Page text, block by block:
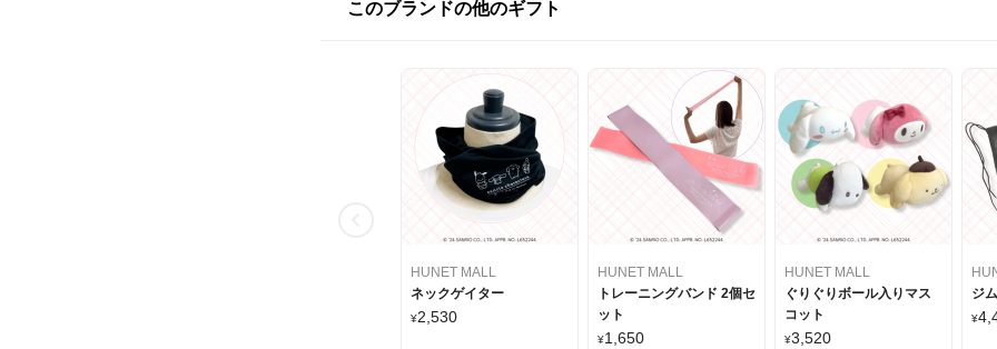
このブランドの他のギフト
HUNET MALL
ネックゲイター
¥2,530
HUNET MALL
トレーニングバンド 2個セ
ット
¥1,650
HUNET MALL
ぐりぐりボール入りマス
コット
¥3,520
ジ
¥